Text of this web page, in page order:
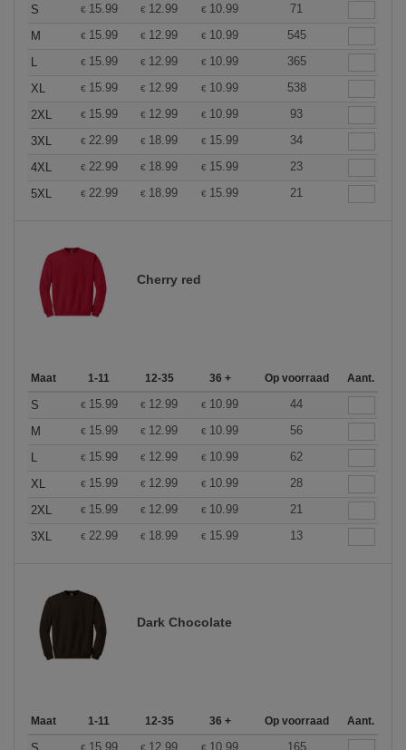
S € 15.99 € 12.99 € 10.99
71
M
€ 15.99 € 12.99 € 10.99
545
L
€ 15.99 € 12.99 € 10.99
365
XL
€ 15.99 € 12.99 € 10.99
538
2XL
€ 15.99 € 12.99 € 10.99
93
3XL
€ 22.99 € 18.99 € 15.99
34
4XL
€ 22.99 € 18.99 € 15.99
23
5XL
€ 22.99 € 18.99 € 15.99 21
Cherry red
Maat 1-11 12-35 36 + Op voorraad Aant.
S € 15.99 € 12.99 € 10.99
44
M
€ 15.99 € 12.99 € 10.99
56
L
€ 15.99 € 12.99 € 10.99
62
XL
€ 15.99 € 12.99 € 10.99
28
2XL
€ 15.99 € 12.99 € 10.99
21
3XL
€ 22.99 € 18.99 € 15.99 13
Dark Chocolate
Maat 1-11 12-35 36 + Op voorraad Aant.
S € 15.99 € 12.99 € 10.99
165